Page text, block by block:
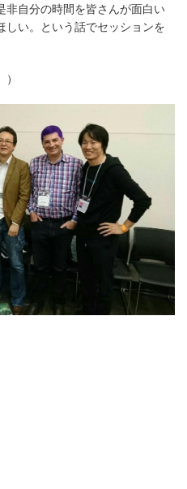
非自分の時間を皆さんが面白い
しい。という話でセッションを